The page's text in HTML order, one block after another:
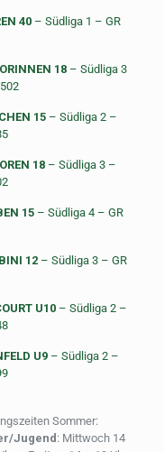
40 – Südliga 1 – GR
18 – Südliga 3
15 – Südliga 2 –
18 – Südliga 3 –
15 – Südliga 4 – GR
12 – Südliga 3 – GR
U10 – Südliga 2 –
U9 – Südliga 2 –
Sommer:
Jugend : Mittwoch 14